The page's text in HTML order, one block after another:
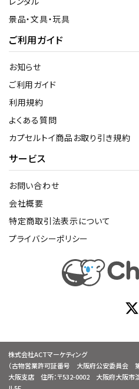
景品・文具・玩具
ご利用ガイド
お知らせ
ご利用ガイド
利用規約
よくある質問
カプセルトイ商品お取り引き規約
サービス
お問い合わせ
会社概要
特定商取引法表示について
プライバシーポリシー
株式会社ACTマーケティング
（古物営業許可証番号 大阪府公安委員会 第
大阪支店 住所：〒532-0002 大阪府大阪市